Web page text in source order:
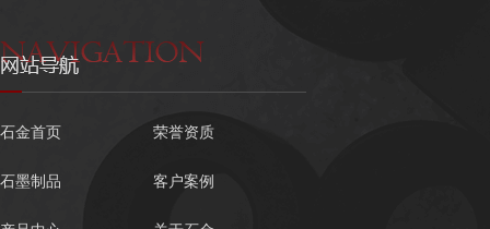
石金首页 荣誉资质
石墨制品 客户案例